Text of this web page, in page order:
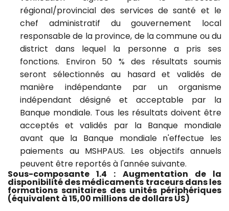
régional/provincial des services de santé et le
chef administratif du gouvernement local
responsable de la province, de la commune ou du
district dans lequel la personne a pris ses
fonctions. Environ 50 % des résultats soumis
seront sélectionnés au hasard et validés de
manière indépendante par un organisme
indépendant désigné et acceptable par la
Banque mondiale. Tous les résultats doivent être
acceptés et validés par la Banque mondiale
avant que la Banque mondiale n'effectue les
paiements au MSHPAUS. Les objectifs annuels
peuvent être reportés à l'année suivante.
Sous-composante 1.4 : Augmentation de la
disponibilité des médicaments traceurs dans les
formations sanitaires des unités périphériques
(équivalent à 15,00 millions de dollars US)